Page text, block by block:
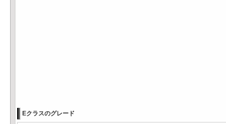
Eクラスのグレード